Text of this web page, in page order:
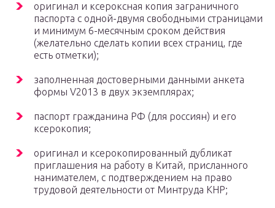
оригинал и ксероксная копия заграничного
паспорта с одной-двумя свободными страницами
и минимум 6-месячным сроком действия
(желательно сделать копии всех страниц, где
есть отметки);
заполненная достоверными данными анкета
формы V2013 в двух экземплярах;
паспорт гражданина РФ (для россиян) и его
ксерокопия;
оригинал и ксерокопированный дубликат
приглашения на работу в Китай, присланного
нанимателем, с подтверждением на право
трудовой деятельности от Минтруда КНР;